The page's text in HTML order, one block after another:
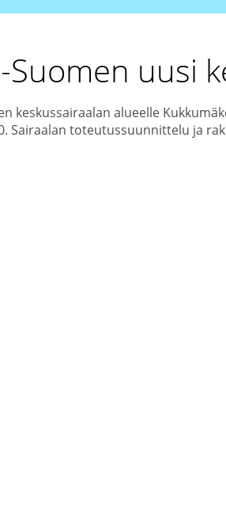
Suomen uusi
keskussairaalan alueelle
Sairaalan toteutussuunnittelu ja